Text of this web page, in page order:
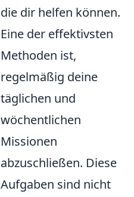
die dir helfen können.
Eine der effektivsten
Methoden ist,
regelmäßig deine
täglichen und
wöchentlichen
Missionen
abzuschließen. Diese
Aufgaben sind nicht